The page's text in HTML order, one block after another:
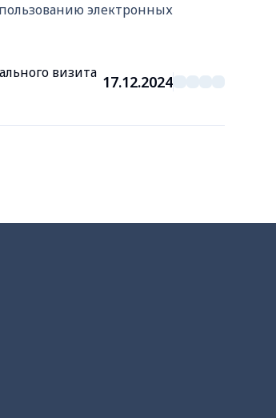
электронных
визита 17.12.2024